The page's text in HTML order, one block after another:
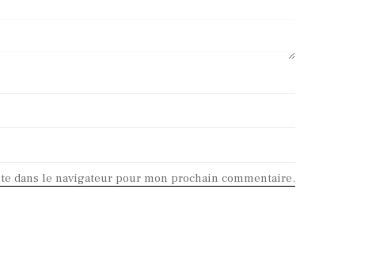
dans le navigateur pour mon prochain commentaire.